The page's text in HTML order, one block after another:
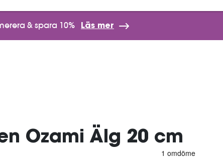
& spara 10% Läs mer
Ozami Älg 20 cm